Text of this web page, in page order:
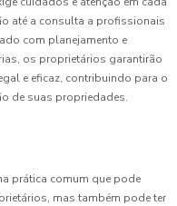
até a consulta a profissionais
com planejamento e
os proprietários garantirão
e eficaz, contribuindo para o
de suas propriedades.
prática comum que pode
mas também pode ter